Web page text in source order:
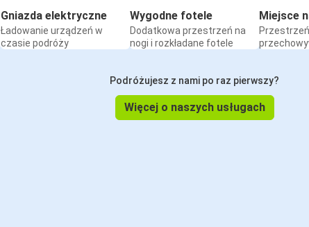
Gniazda elektryczne
Ładowanie urządzeń w
czasie podróży
Wygodne fotele
Dodatkowa przestrzeń na
nogi i rozkładane fotele
Miejsce
Podróżujesz z nami po raz pierwszy?
Więcej o naszych usługach